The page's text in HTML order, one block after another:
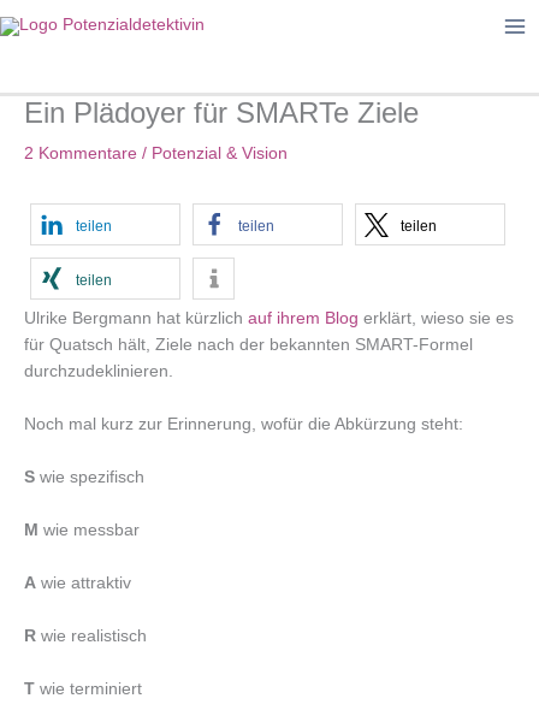
Inhalt
Ein Plädoyer für SMARTe Ziele
2 Kommentare / Potenzial & Vision
teilen teilen teilen
teilen
Ulrike Bergmann hat kürzlich auf ihrem Blog erklärt, wieso sie es
für Quatsch hält, Ziele nach der bekannten SMART-Formel
durchzudeklinieren.
Noch mal kurz zur Erinnerung, wofür die Abkürzung steht:
S wie spezifisch
M wie messbar
A wie attraktiv
R wie realistisch
T wie terminiert